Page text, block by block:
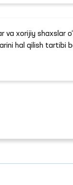
va xorijiy shaxslar
hal qilish tartibi